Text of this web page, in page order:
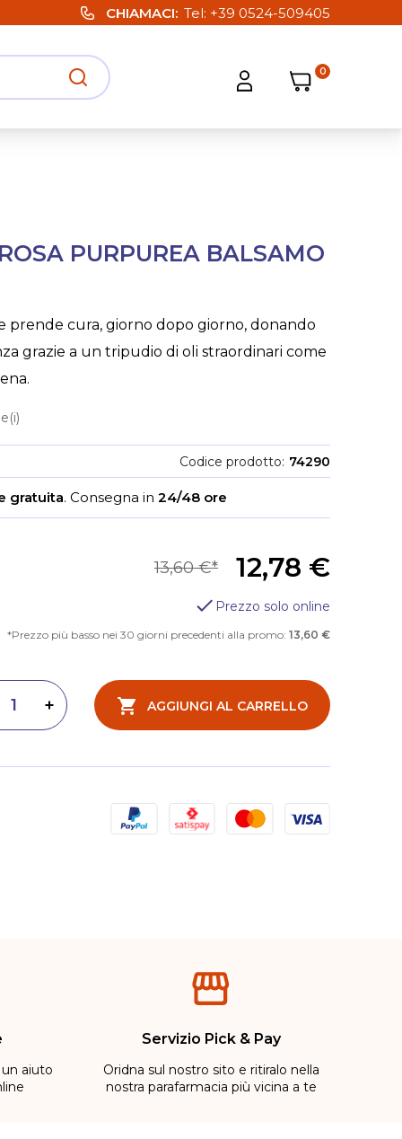
CHIAMACI Tel: +39 0524-509405
Apri ricerca Apri strumenti utente
Carrello
Carrello
0
PURPUREA BALSAMO
prende cura, giorno dopo giorno, donando
grazie a un tripudio di oli straordinari come
Codice prodotto 74290
gratuita. Consegna in 24/48 ore
12,78 €
13,60 €
Prezzo solo online
Prezzo più basso nei 30 giorni precedenti alla promo: 13,60 €
Aumenta quantità
quantità AGGIUNGI AL CARRELLO
aiuto
Servizio Pick & Pay
Oridna sul nostro sito e ritiralo nella
nostra parafarmacia più vicina a te